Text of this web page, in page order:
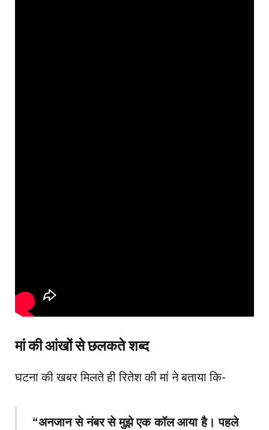
मां की आंखों से छलकते शब्द
घटना की खबर मिलते ही रितेश की मां ने बताया कि-
“अनजान से नंबर से मुझे एक कॉल आया है। पहले